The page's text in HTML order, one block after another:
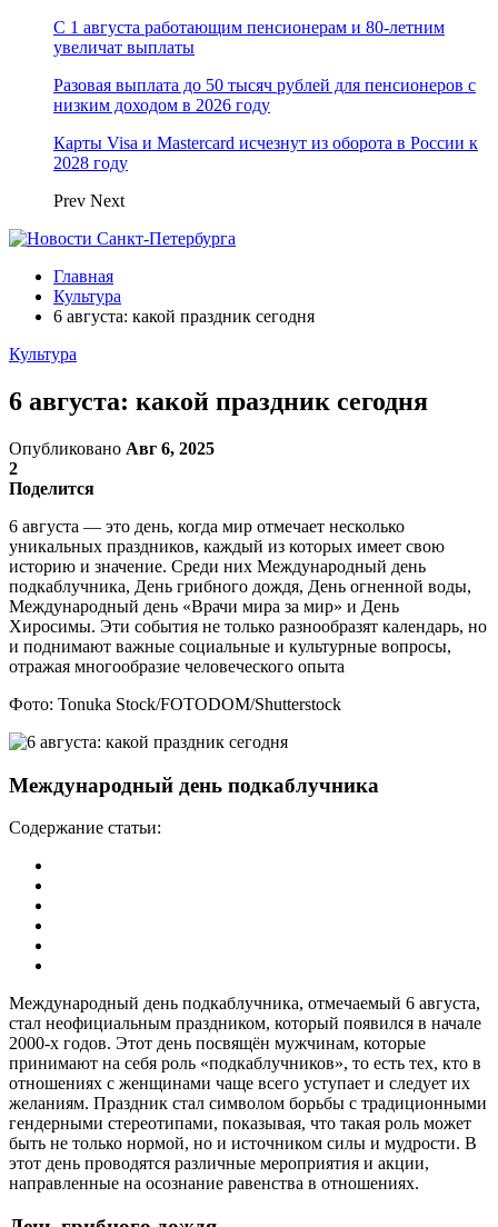
С 1 августа работающим пенсионерам и 80-летним
увеличат выплаты
Разовая выплата до 50 тысяч рублей для пенсионеров с
низким доходом в 2026 году
Карты Visa и Mastercard исчезнут из оборота в России к
2028 году
Prev Next
Главная
Культура
6 августа: какой праздник сегодня
Культура
6 августа: какой праздник сегодня
Опубликовано Авг 6, 2025
2
Поделится
6 августа — это день, когда мир отмечает несколько
уникальных праздников, каждый из которых имеет свою
историю и значение. Среди них Международный день
подкаблучника, День грибного дождя, День огненной воды,
Международный день «Врачи мира за мир» и День
Хиросимы. Эти события не только разнообразят календарь, но
и поднимают важные социальные и культурные вопросы,
отражая многообразие человеческого опыта
Фото: Tonuka Stock/FOTODOM/Shutterstock
Международный день подкаблучника
Содержание статьи:
Международный день подкаблучника, отмечаемый 6 августа,
стал неофициальным праздником, который появился в начале
2000-х годов. Этот день посвящён мужчинам, которые
принимают на себя роль «подкаблучников», то есть тех, кто в
отношениях с женщинами чаще всего уступает и следует их
желаниям. Праздник стал символом борьбы с традиционными
гендерными стереотипами, показывая, что такая роль может
быть не только нормой, но и источником силы и мудрости. В
этот день проводятся различные мероприятия и акции,
направленные на осознание равенства в отношениях.